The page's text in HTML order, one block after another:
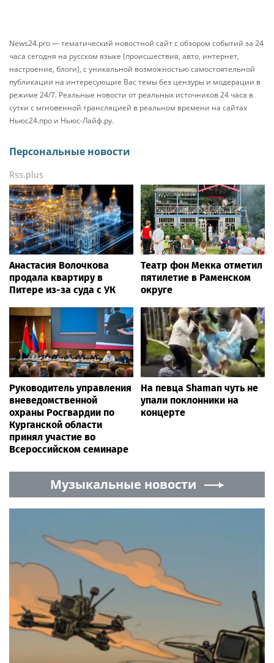
News24.pro — тематический новостной сайт с обзором событий за 24
часа сегодня на русском языке (происшествия, авто, интернет,
настроение, блоги), с уникальной возможностью самостоятельной
публикации на интересующие Вас темы без цензуры и модерации в
режиме 24/7. Реальные новости от реальных источников 24 часа в
сутки с мгновенной трансляцией в реальном времени на сайтах
Ньюс24.про и Ньюс-Лайф.ру.
Персональные новости
Rss.plus
Анастасия Волочкова
продала квартиру в
Питере из-за суда с УК
Театр фон Мекка отметил
пятилетие в Раменском
округе
Руководитель управления
вневедомственной
охраны Росгвардии по
Курганской области
принял участие во
Всероссийском семинаре
На певца Shaman чуть не
упали поклонники на
концерте
Музыкальные новости